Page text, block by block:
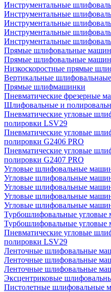
Инструментальные
Инструментальные
Инструментальные
Инструментальные
Инструментальные
Прямые шлифовальные
Прямые шлифовальные
Низкоскоростные прямые
Вертикальные
Прямые шлифмашинки
Пневматические фрезерные
Шлифовальные и
Пневматические угловые
полировки LSV29
Пневматические угловые
полировки G2406 PRO
Пневматические угловые
полировки G2407 PRO
Угловые шлифовальные
Угловые шлифовальные
Угловые шлифовальные
Угловые шлифовальные
Угловые шлифовальные
Турбошлифовальные
Турбошлифовальные
Пневматические угловые
полировки LSV29
Ленточные шлифовальные
Ленточные шлифовальные
Ленточные шлифовальные
Эксцентриковые
Пистолетные шлифовальные